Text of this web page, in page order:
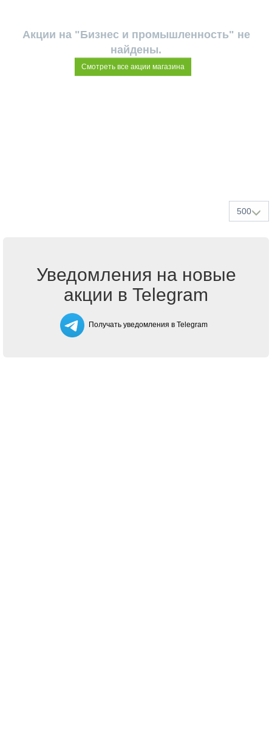
Акции на "Бизнес и промышленность" не
найдены.
Смотреть все акции магазина
500
Уведомления на новые
акции в Telegram
Получать уведомления в Telegram